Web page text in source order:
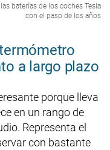
baterías de los coches Tesla
con el paso de los años
a largo plazo
porque lleva
en un rango de
Representa el
con bastante